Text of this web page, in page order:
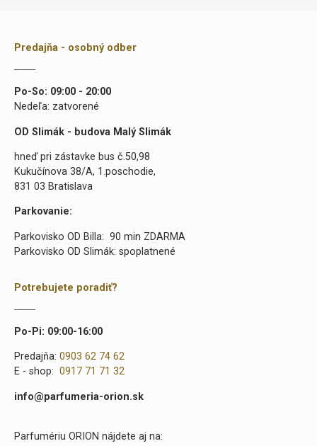
Predajňa - osobný odber
Po-So: 09:00 - 20:00
Nedeľa: zatvorené
OD Slimák - budova Malý Slimák
hneď pri zástavke bus č.50,98
Kukučínova 38/A, 1.poschodie,
831 03 Bratislava
Parkovanie:
Parkovisko OD Billa: 90 min ZDARMA
Parkovisko OD Slimák: spoplatnené
Potrebujete poradiť?
Po-Pi: 09:00-16:00
Predajňa: 0903 62 74 62
E - shop: 0917 71 71 32
info@parfumeria-orion.sk
Parfumériu ORION nájdete aj na: